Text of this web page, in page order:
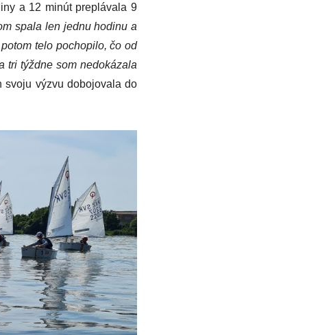
a 12 minút preplávala 9
spala len jednu hodinu a
telo pochopilo, čo od
tri týždne som nedokázala
svoju výzvu dobojovala do